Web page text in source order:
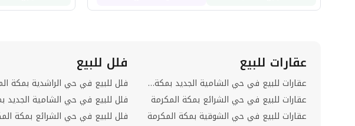
عقارات للبيع
عقارات للبيع في حي الشامية الجديد بمكة المكرمة
عقارات للبيع في حي الشرائع بمكة المكرمة
عقارات للبيع في حي الشوقية بمكة المكرمة
فلل للبيع
فلل للبيع في حي الراشدية بمكة
فلل للبيع في حي الشرائع بمكة